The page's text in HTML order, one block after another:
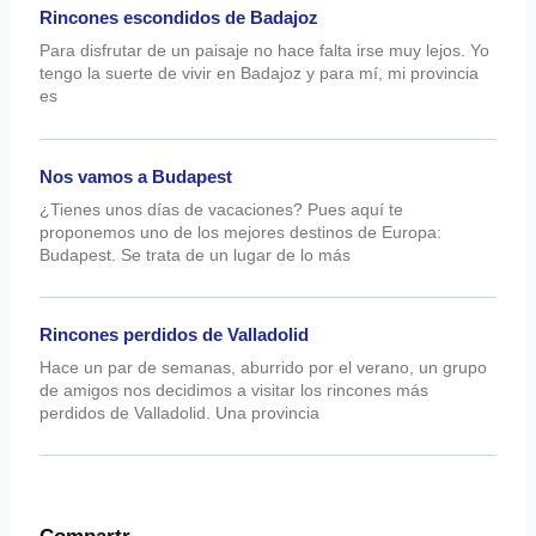
Rincones escondidos de Badajoz
Para disfrutar de un paisaje no hace falta irse muy lejos. Yo
tengo la suerte de vivir en Badajoz y para mí, mi provincia
es
Nos vamos a Budapest
¿Tienes unos días de vacaciones? Pues aquí te
proponemos uno de los mejores destinos de Europa:
Budapest. Se trata de un lugar de lo más
Rincones perdidos de Valladolid
Hace un par de semanas, aburrido por el verano, un grupo
de amigos nos decidimos a visitar los rincones más
perdidos de Valladolid. Una provincia